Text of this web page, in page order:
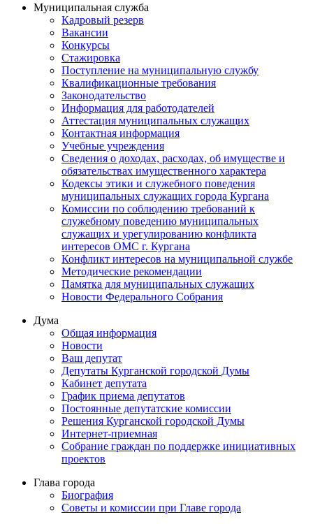
Муниципальная служба
Кадровый резерв
Вакансии
Конкурсы
Стажировка
Поступление на муниципальную службу
Квалификационные требования
Законодательство
Информация для работодателей
Аттестация муниципальных служащих
Контактная информация
Учебные учреждения
Сведения о доходах, расходах, об имуществе и
обязательствах имущественного характера
Кодексы этики и служебного поведения
муниципальных служащих города Кургана
Комиссии по соблюдению требований к
служебному поведению муниципальных
служащих и урегулированию конфликта
интересов ОМС г. Кургана
Конфликт интересов на муниципальной службе
Методические рекомендации
Памятка для муниципальных служащих
Новости Федерального Cобрания
Дума
Общая информация
Новости
Ваш депутат
Депутаты Курганской городской Думы
Кабинет депутата
График приема депутатов
Постоянные депутатские комиссии
Решения Курганской городской Думы
Интернет-приемная
Собрание граждан по поддержке инициативных
проектов
Глава города
Биография
Советы и комиссии при Главе города